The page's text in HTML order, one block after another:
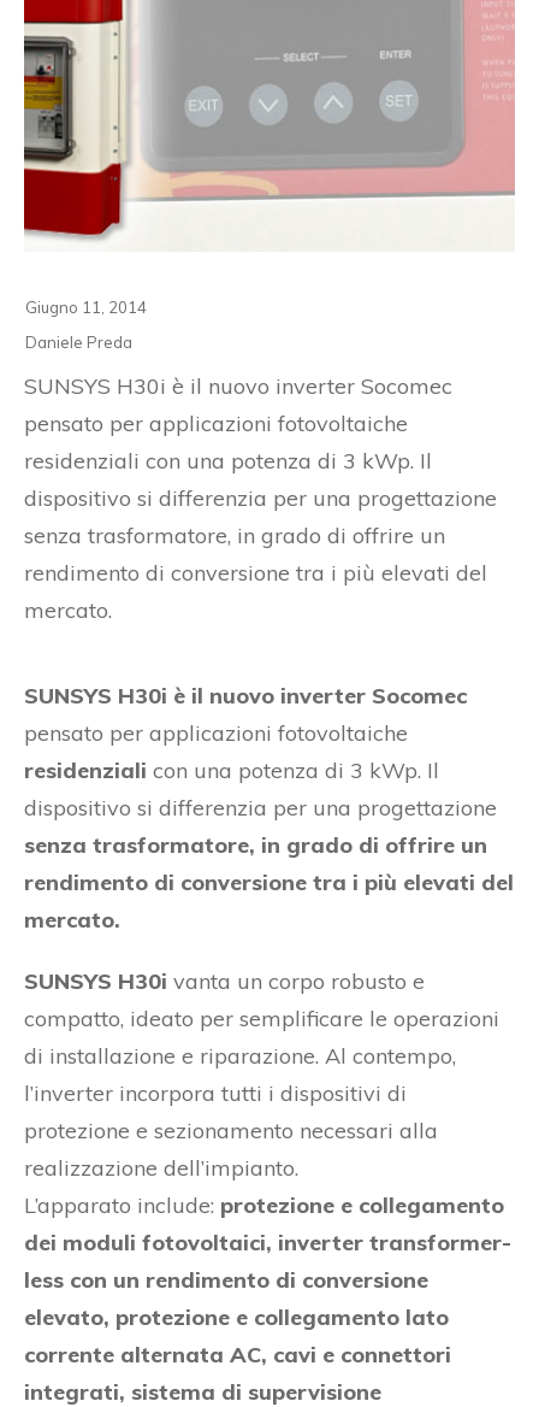
Giugno 11, 2014
Daniele Preda
SUNSYS H30i è il nuovo inverter Socomec
pensato per applicazioni fotovoltaiche
residenziali con una potenza di 3 kWp. Il
dispositivo si differenzia per una progettazione
senza trasformatore, in grado di offrire un
rendimento di conversione tra i più elevati del
mercato.
SUNSYS H30i è il nuovo inverter Socomec
pensato per applicazioni fotovoltaiche
residenziali con una potenza di 3 kWp. Il
dispositivo si differenzia per una progettazione
senza trasformatore, in grado di offrire un
rendimento di conversione tra i più elevati del
mercato.
SUNSYS H30i vanta un corpo robusto e
compatto, ideato per semplificare le operazioni
di installazione e riparazione. Al contempo,
l’inverter incorpora tutti i dispositivi di
protezione e sezionamento necessari alla
realizzazione dell’impianto.
L’apparato include: protezione e collegamento
dei moduli fotovoltaici, inverter transformer-
less con un rendimento di conversione
elevato, protezione e collegamento lato
corrente alternata AC, cavi e connettori
integrati, sistema di supervisione